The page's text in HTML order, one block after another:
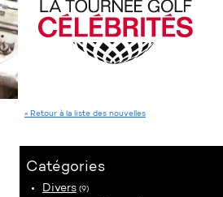
« Retour à la liste des nouvelles
Catégories
Divers(9)